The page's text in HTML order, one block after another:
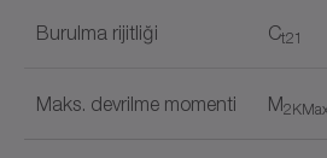
Burulma rijitliği Ct21
Maks. devrilme momenti M2KMax